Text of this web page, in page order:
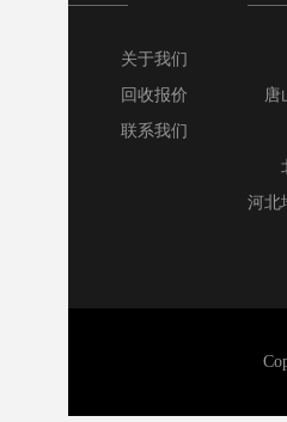
关于我们
回收报价
联系我们
唐
河北
山